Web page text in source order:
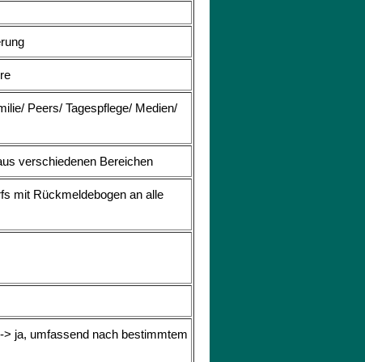
Peers/ Tagespflege/ Medien/
verschiedenen Bereichen
mit Rückmeldebogen an alle
ja, umfassend nach bestimmtem